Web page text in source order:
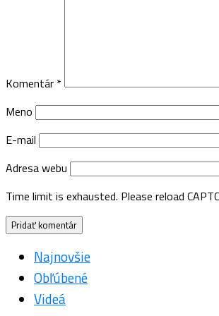
Komentár *
Meno
E-mail
Adresa webu
Time limit is exhausted. Please reload
Najnovšie
Obľúbené
Videá